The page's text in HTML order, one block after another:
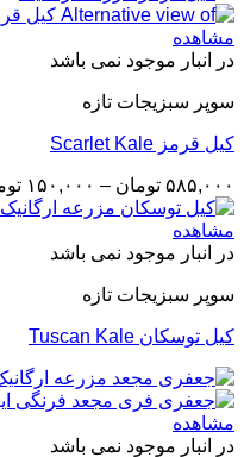
مشاهده
در انبار موجود نمی باشد
سوپر سبزیجات تازه
کیل قرمز Scarlet Kale
۵۸۵,۰۰۰ تومان – ۱۵۰,۰۰۰
مشاهده
در انبار موجود نمی باشد
سوپر سبزیجات تازه
کیل توسکان Tuscan Kale
مشاهده
در انبار موجود نمی باشد